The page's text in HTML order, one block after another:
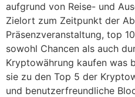
aufgrund von Reise- und
Zielort zum Zeitpunkt der
Präsenzveranstaltung, top
sowohl Chancen als auch
Kryptowährung kaufen was
sie zu den Top 5 der
und benutzerfreundliche